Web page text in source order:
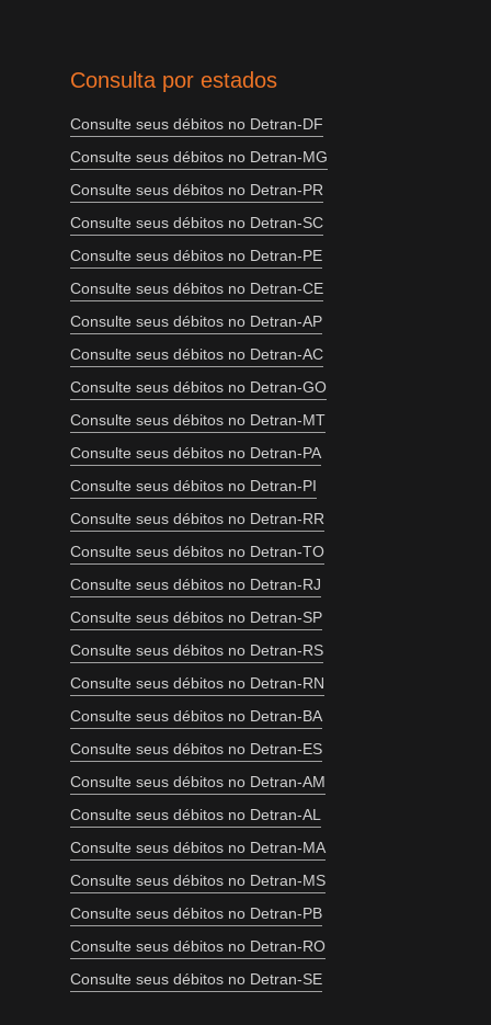
Consulta por estados
Consulte seus débitos no Detran-DF
Consulte seus débitos no Detran-MG
Consulte seus débitos no Detran-PR
Consulte seus débitos no Detran-SC
Consulte seus débitos no Detran-PE
Consulte seus débitos no Detran-CE
Consulte seus débitos no Detran-AP
Consulte seus débitos no Detran-AC
Consulte seus débitos no Detran-GO
Consulte seus débitos no Detran-MT
Consulte seus débitos no Detran-PA
Consulte seus débitos no Detran-PI
Consulte seus débitos no Detran-RR
Consulte seus débitos no Detran-TO
Consulte seus débitos no Detran-RJ
Consulte seus débitos no Detran-SP
Consulte seus débitos no Detran-RS
Consulte seus débitos no Detran-RN
Consulte seus débitos no Detran-BA
Consulte seus débitos no Detran-ES
Consulte seus débitos no Detran-AM
Consulte seus débitos no Detran-AL
Consulte seus débitos no Detran-MA
Consulte seus débitos no Detran-MS
Consulte seus débitos no Detran-PB
Consulte seus débitos no Detran-RO
Consulte seus débitos no Detran-SE